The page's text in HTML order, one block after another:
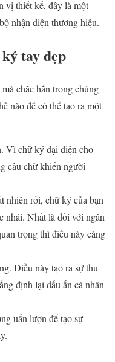
vị thiết kế, đây là một
nhận diện thương hiệu.
tay đẹp
chắc hẳn trong chúng
nào để có thể tạo ra một
Vì chữ ký đại diện cho
câu chữ khiến người
nhiên rồi, chữ ký của bạn
nhái. Nhất là đối với ngân
trọng thì điều này càng
Điều này tạo ra sự thu
định lại dấu ấn cá nhân
uấn lượn để tạo sự